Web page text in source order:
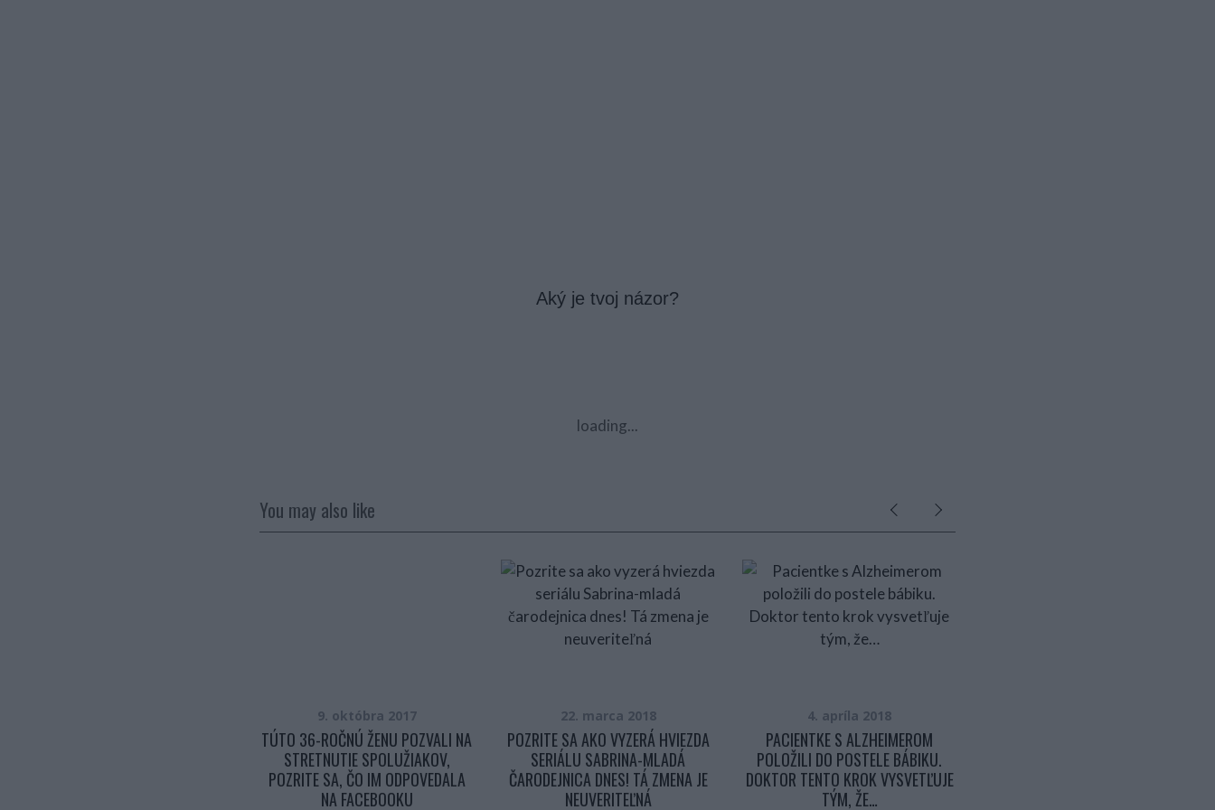
Aký je tvoj názor?
loading...
You may also like
9. októbra 2017
TÚTO 36-ROČNÚ ŽENU POZVALI NA
STRETNUTIE SPOLUŽIAKOV,
POZRITE SA, ČO IM ODPOVEDALA
NA FACEBOOKU
22. marca 2018
POZRITE SA AKO VYZERÁ HVIEZDA
SERIÁLU SABRINA-MLADÁ
ČARODEJNICA DNES! TÁ ZMENA JE
NEUVERITEĽNÁ
4. apríla 2018
PACIENTKE S ALZHEIMEROM
POLOŽILI DO POSTELE BÁBIKU.
DOKTOR TENTO KROK VYSVETĽUJE
TÝM, ŽE…